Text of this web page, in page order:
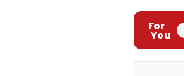
For
You